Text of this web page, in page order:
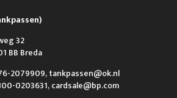
32
BB Breda
2079909, tankpassen@ok.nl
0203631, cardsale@bp.com